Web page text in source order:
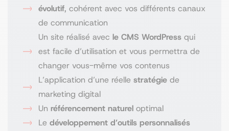
évolutif, cohérent avec vos différents canaux
de communication
Un site réalisé avec le CMS WordPress qui
est facile d’utilisation et vous permettra de
changer vous-même vos contenus
L’application d’une réelle stratégie de
marketing digital
Un référencement naturel optimal
Le développement d’outils personnalisés